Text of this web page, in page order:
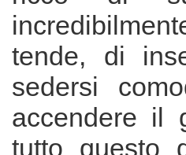
tende, di
sedersi
accendere il
tutto questo